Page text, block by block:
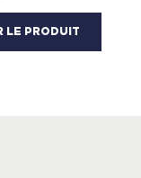
LE PRODUIT